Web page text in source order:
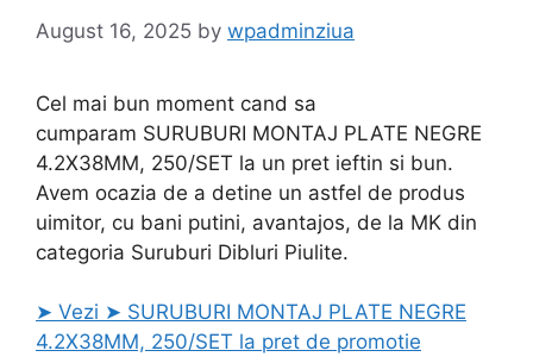
August 16, 2025 by wpadminziua
Cel mai bun moment cand sa
cumparam SURUBURI MONTAJ PLATE NEGRE
4.2X38MM, 250/SET la un pret ieftin si bun.
Avem ocazia de a detine un astfel de produs
uimitor, cu bani putini, avantajos, de la MK din
categoria Suruburi Dibluri Piulite.
➤ Vezi ➤ SURUBURI MONTAJ PLATE NEGRE
4.2X38MM, 250/SET la pret de promotie